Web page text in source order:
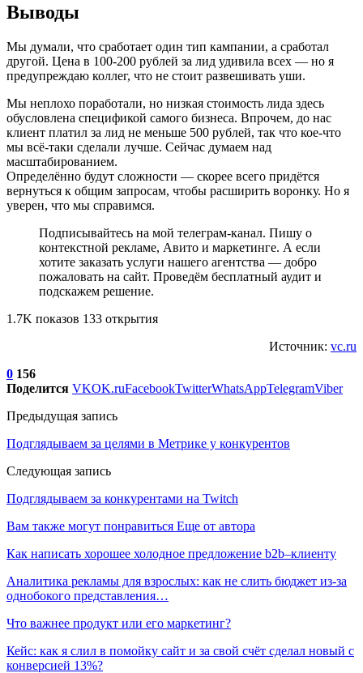
Выводы
Мы думали, что сработает один тип кампании, а сработал
другой. Цена в 100-200 рублей за лид удивила всех — но я
предупреждаю коллег, что не стоит развешивать уши.
Мы неплохо поработали, но низкая стоимость лида здесь
обусловлена спецификой самого бизнеса. Впрочем, до нас
клиент платил за лид не меньше 500 рублей, так что кое-что
мы всё-таки сделали лучше. Сейчас думаем над
масштабированием.
Определённо будут сложности — скорее всего придётся
вернуться к общим запросам, чтобы расширить воронку. Но я
уверен, что мы справимся.
Подписывайтесь на мой телеграм-канал. Пишу о
контекстной рекламе, Авито и маркетинге. А если
хотите заказать услуги нашего агентства — добро
пожаловать на сайт. Проведём бесплатный аудит и
подскажем решение.
1.7K показов 133 открытия
Источник: vc.ru
0 156
Поделится VKOK.ruFacebookTwitterWhatsAppTelegramViber
Предыдущая запись
Подглядываем за целями в Метрике у конкурентов
Следующая запись
Подглядываем за конкурентами на Twitch
Вам также могут понравиться Еще от автора
Как написать хорошее холодное предложение b2b–клиенту
Аналитика рекламы для взрослых: как не слить бюджет из-за
однобокого представления…
Что важнее продукт или его маркетинг?
Кейс: как я слил в помойку сайт и за свой счёт сделал новый с
конверсией 13%?